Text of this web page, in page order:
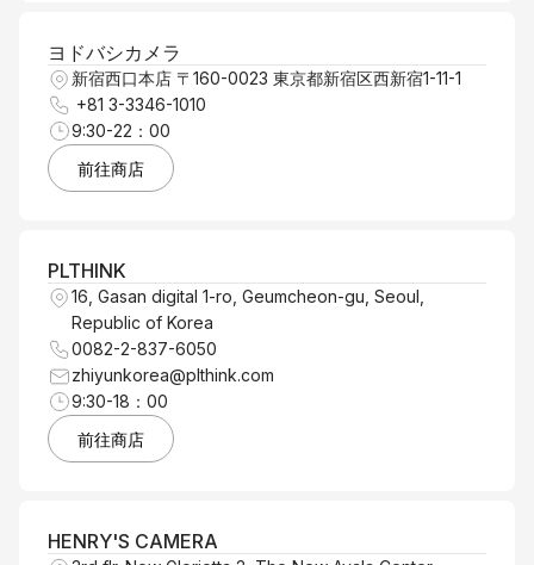
ヨドバシカメラ
新宿西口本店 〒160-0023 東京都新宿区西新宿1-11-1
+81 3-3346-1010
9:30-22：00
前往商店
PLTHINK
16, Gasan digital 1-ro, Geumcheon-gu, Seoul,
Republic of Korea
0082-2-837-6050
zhiyunkorea@plthink.com
9:30-18：00
前往商店
HENRY'S CAMERA